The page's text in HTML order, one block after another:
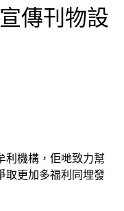
傳刊物設
利機構，佢哋致力幫
取更加多福利同埋發